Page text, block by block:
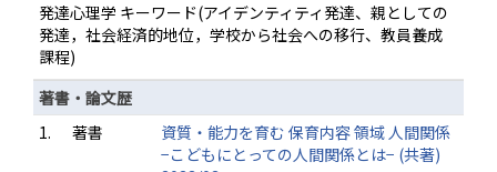
発達心理学 キーワード(アイデンティティ発達、親としての
発達，社会経済的地位，学校から社会への移行、教員養成
課程)
著書・論文歴
1.
著書
資質・能力を育む 保育内容 領域 人間関係
−こどもにとっての人間関係とは− (共著)